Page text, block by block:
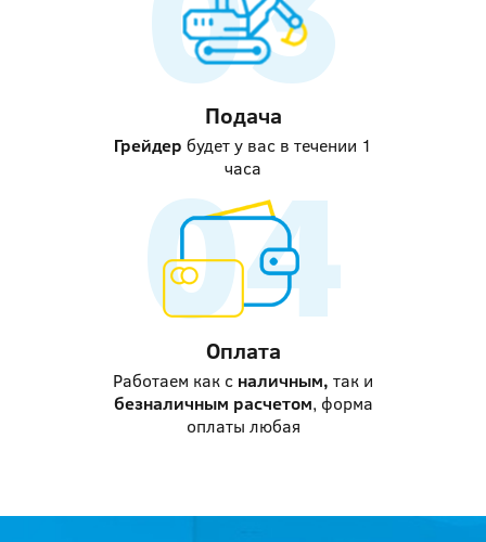
Подача
Грейдер будет у вас в течении 1
часа
Оплата
Работаем как с наличным, так и
безналичным расчетом, форма
оплаты любая